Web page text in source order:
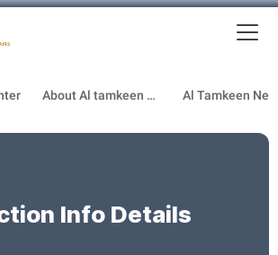
About Al tamkeen newsletter
Info Details